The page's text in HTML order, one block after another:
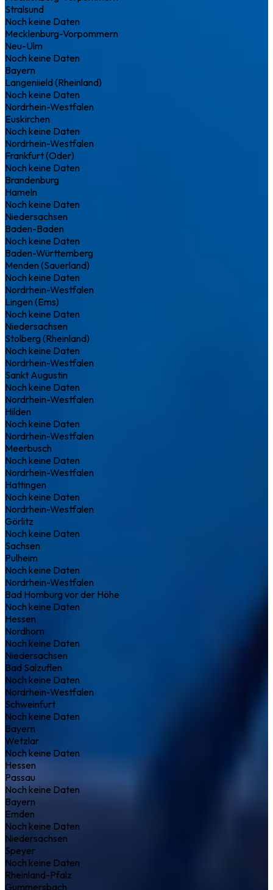
Stralsund
Noch keine Daten
Mecklenburg-Vorpommern
Neu-Ulm
Noch keine Daten
Bayern
Langeniield (Rheinland)
Noch keine Daten
Nordrhein-Westfalen
Euskirchen
Noch keine Daten
Nordrhein-Westfalen
Frankfurt (Oder)
Noch keine Daten
Brandenburg
Hameln
Noch keine Daten
Niedersachsen
Baden-Baden
Noch keine Daten
Baden-Württemberg
Menden (Sauerland)
Noch keine Daten
Nordrhein-Westfalen
Lingen (Ems)
Noch keine Daten
Niedersachsen
Stolberg (Rheinland)
Noch keine Daten
Nordrhein-Westfalen
Sankt Augustin
Noch keine Daten
Nordrhein-Westfalen
Hilden
Noch keine Daten
Nordrhein-Westfalen
Meerbusch
Noch keine Daten
Nordrhein-Westfalen
Hattingen
Noch keine Daten
Nordrhein-Westfalen
Görlitz
Noch keine Daten
Sachsen
Pulheim
Noch keine Daten
Nordrhein-Westfalen
Bad Homburg vor der Höhe
Noch keine Daten
Hessen
Nordhorn
Noch keine Daten
Niedersachsen
Bad Salzuflen
Noch keine Daten
Nordrhein-Westfalen
Schweinfurt
Noch keine Daten
Bayern
Wetzlar
Noch keine Daten
Hessen
Passau
Noch keine Daten
Bayern
Emden
Noch keine Daten
Niedersachsen
Speyer
Noch keine Daten
Rheinland-Pfalz
Gummersbach